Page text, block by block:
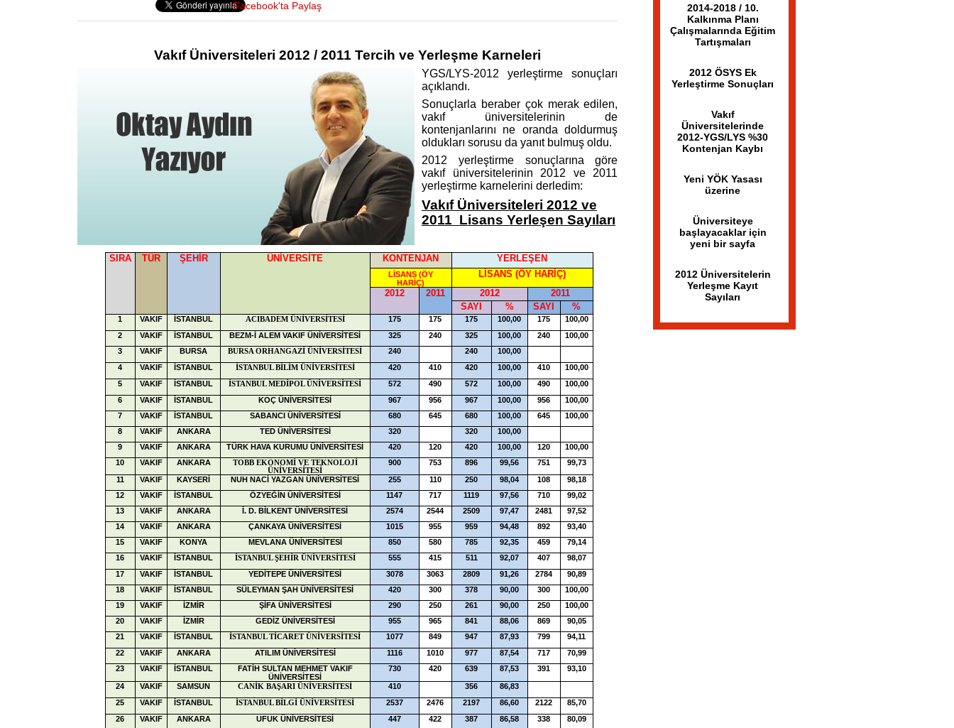
Facebook'ta Paylaş
Vakıf Üniversiteleri 2012 / 2011 Tercih ve Yerleşme Karneleri
YGS/LYS-2012 yerleştirme sonuçları
açıklandı.
Sonuçlarla beraber çok merak edilen,
vakıf üniversitelerinin de
kontenjanlarını ne oranda doldurmuş
oldukları sorusu da yanıt bulmuş oldu.
2012 yerleştirme sonuçlarına göre
vakıf üniversitelerinin 2012 ve 2011
yerleştirme karnelerini derledim:
Vakıf Üniversiteleri 2012 ve
2011 Lisans Yerleşen Sayıları
SIRA TÜR ŞEHİR ÜNİVERSİTE KONTENJAN YERLEŞEN
LİSANS (ÖY
HARİÇ)
LİSANS (ÖY HARİÇ)
2012
2011 2012
2011
SAYI
% SAYI %
1 VAKIF İSTANBUL ACIBADEM ÜNİVERSİTESİ 175 175 175 100,00 175
100,00
2
VAKIF İSTANBUL BEZM-İ ALEM VAKIF ÜNİVERSİTESİ 325 240 325 100,00 240
100,00
3
VAKIF BURSA BURSA ORHANGAZİ ÜNİVERSİTESİ 240 240
100,00
4
VAKIF İSTANBUL İSTANBUL BİLİM ÜNİVERSİTESİ 420 410 420 100,00 410
100,00
5
VAKIF İSTANBUL İSTANBUL MEDİPOL ÜNİVERSİTESİ 572 490 572 100,00 490
100,00
6
VAKIF İSTANBUL KOÇ ÜNİVERSİTESİ 967 956 967 100,00 956
100,00
7
VAKIF İSTANBUL SABANCI ÜNİVERSİTESİ 680 645 680 100,00 645
100,00
8
VAKIF ANKARA TED ÜNİVERSİTESİ 320 320
100,00
9
VAKIF ANKARA TÜRK HAVA KURUMU ÜNİVERSİTESİ 420 120 420 100,00 120
100,00
10
VAKIF ANKARA
TOBB EKONOMİ VE TEKNOLOJİ
ÜNİVERSİTESİ
900 753 896 99,56 751
99,73
11
VAKIF KAYSERİ NUH NACİ YAZGAN ÜNİVERSİTESİ 255 110 250 98,04 108
98,18
12
VAKIF İSTANBUL ÖZYEĞİN ÜNİVERSİTESİ 1147 717 1119 97,56 710
99,02
13
VAKIF ANKARA İ. D. BİLKENT ÜNİVERSİTESİ 2574 2544 2509 97,47 2481
97,52
14
VAKIF ANKARA ÇANKAYA ÜNİVERSİTESİ 1015 955 959 94,48 892
93,40
15
VAKIF KONYA MEVLANA ÜNİVERSİTESİ 850 580 785 92,35 459
79,14
16
VAKIF İSTANBUL İSTANBUL ŞEHİR ÜNİVERSİTESİ 555 415 511 92,07 407
98,07
17
VAKIF İSTANBUL YEDİTEPE ÜNİVERSİTESİ 3078 3063 2809 91,26 2784
90,89
18
VAKIF İSTANBUL SÜLEYMAN ŞAH ÜNİVERSİTESİ 420 300 378 90,00 300
100,00
19
VAKIF İZMİR ŞİFA ÜNİVERSİTESİ 290 250 261 90,00 250
100,00
20
VAKIF İZMİR GEDİZ ÜNİVERSİTESİ 955 965 841 88,06 869
90,05
21
VAKIF İSTANBUL İSTANBUL TİCARET ÜNİVERSİTESİ 1077 849 947 87,93 799
94,11
22
VAKIF ANKARA ATILIM ÜNİVERSİTESİ 1116 1010 977 87,54 717
70,99
23
VAKIF İSTANBUL
FATİH SULTAN MEHMET VAKIF
ÜNİVERSİTESİ
730 420 639 87,53 391 93,10
24 VAKIF SAMSUN CANİK BAŞARI ÜNİVERSİTESİ 410 356
86,83
25
VAKIF İSTANBUL İSTANBUL BİLGİ ÜNİVERSİTESİ 2537 2476 2197 86,60 2122
85,70
26
VAKIF ANKARA UFUK ÜNİVERSİTESİ 447 422 387 86,58 338
80,09
2014-2018 / 10.
Kalkınma Planı
Çalışmalarında Eğitim
Tartışmaları
2012 ÖSYS Ek
Yerleştirme Sonuçları
Vakıf
Üniversitelerinde
2012-YGS/LYS %30
Kontenjan Kaybı
Yeni YÖK Yasası
üzerine
Üniversiteye
başlayacaklar için
yeni bir sayfa
2012 Üniversitelerin
Yerleşme Kayıt
Sayıları